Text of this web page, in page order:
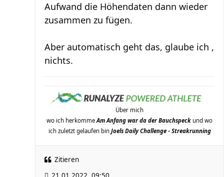
Aufwand die Höhendaten dann wieder
zusammen zu fügen.
Aber automatisch geht das, glaube ich ,
nichts.
Über mich
wo ich herkommeAm Anfang war da der Bauchspeck und wo
ich zuletzt gelaufen bin Joels Daily Challenge - Streakrunning
Zitieren